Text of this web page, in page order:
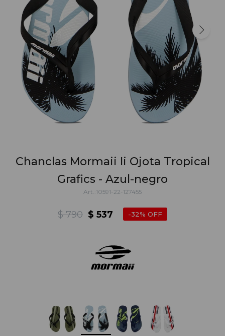
Chanclas Mormaii Ii Ojota Tropical
Grafics - Azul-negro
10591-22-127455
$ 537
$ 790 32